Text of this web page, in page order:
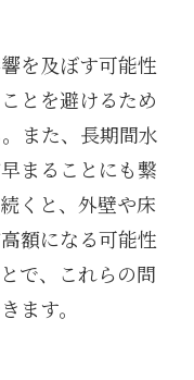
を及ぼす可能性
とを避けるため
また、長期間水
まることにも繋
くと、外壁や床
額になる可能性
で、これらの問
ます。